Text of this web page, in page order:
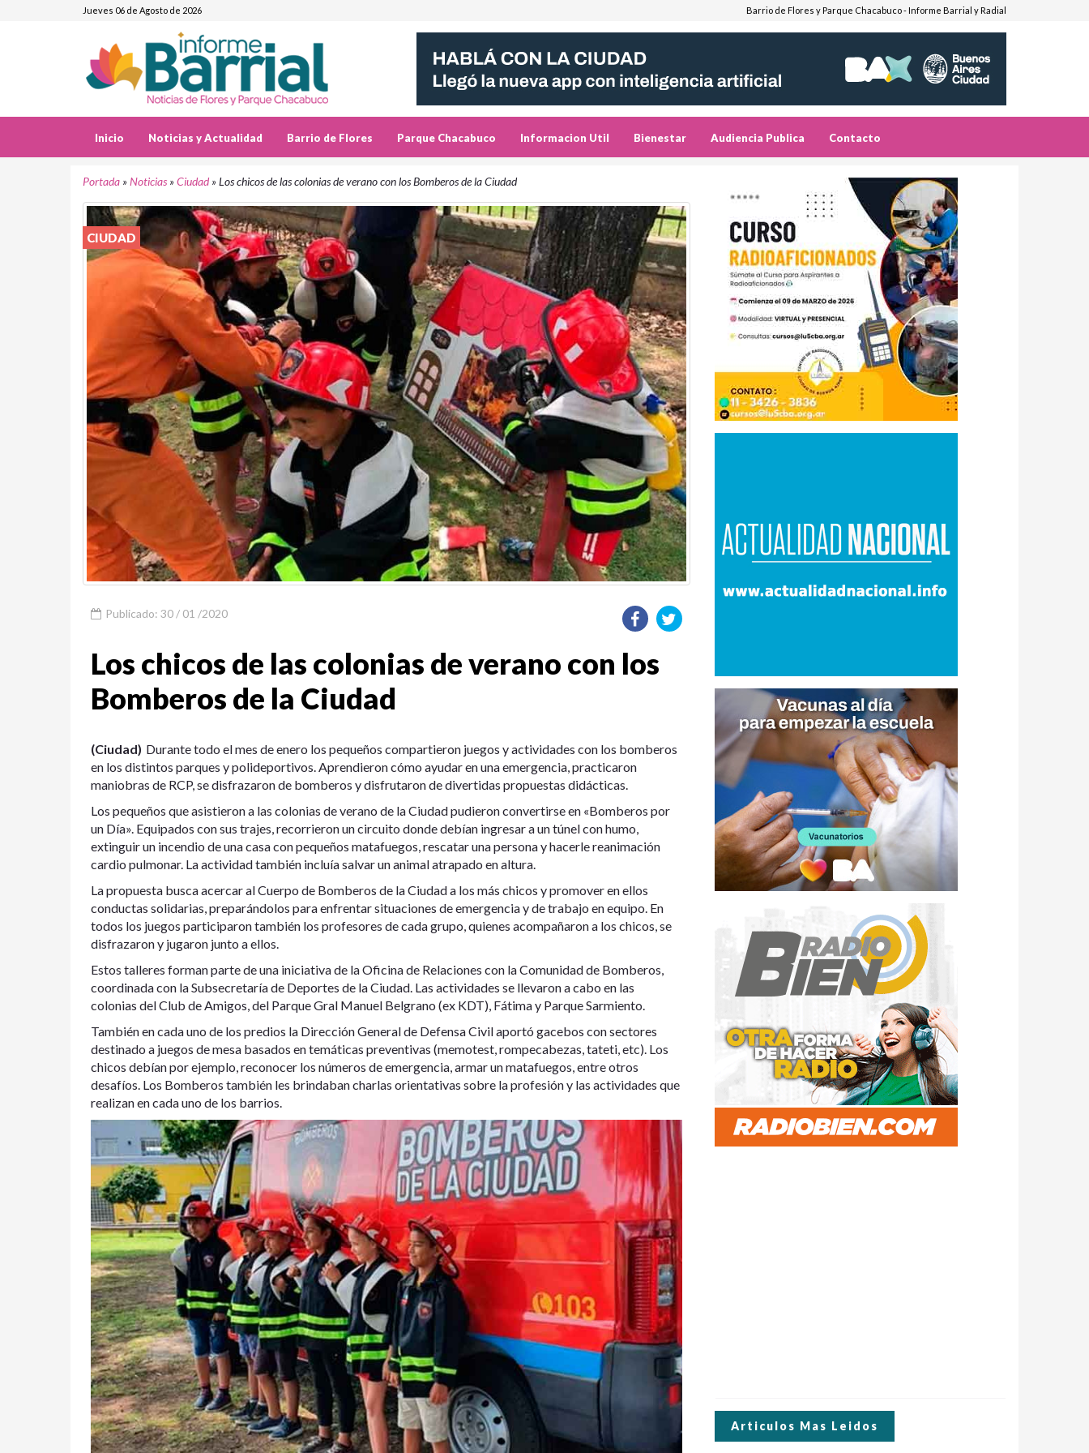
Jueves 06 de Agosto de 2026 Barrio de Flores y Parque Chacabuco - Informe Barrial y Radial
Inicio Noticias y Actualidad Barrio de Flores Parque Chacabuco Informacion Util Bienestar Audiencia Publica Contacto
Portada »Noticias »Ciudad»Los chicos de las colonias de verano con los Bomberos de la Ciudad
CIUDAD
Publicado: 30 / 01 /2020
Los chicos de las colonias de verano con los
Bomberos de la Ciudad
(Ciudad) Durante todo el mes de enero los pequeños compartieron juegos y actividades con los bomberos
en los distintos parques y polideportivos. Aprendieron cómo ayudar en una emergencia, practicaron
maniobras de RCP, se disfrazaron de bomberos y disfrutaron de divertidas propuestas didácticas.
Los pequeños que asistieron a las colonias de verano de la Ciudad pudieron convertirse en «Bomberos por
un Día». Equipados con sus trajes, recorrieron un circuito donde debían ingresar a un túnel con humo,
extinguir un incendio de una casa con pequeños matafuegos, rescatar una persona y hacerle reanimación
cardio pulmonar. La actividad también incluía salvar un animal atrapado en altura.
La propuesta busca acercar al Cuerpo de Bomberos de la Ciudad a los más chicos y promover en ellos
conductas solidarias, preparándolos para enfrentar situaciones de emergencia y de trabajo en equipo. En
todos los juegos participaron también los profesores de cada grupo, quienes acompañaron a los chicos, se
disfrazaron y jugaron junto a ellos.
Estos talleres forman parte de una iniciativa de la Oficina de Relaciones con la Comunidad de Bomberos,
coordinada con la Subsecretaría de Deportes de la Ciudad. Las actividades se llevaron a cabo en las
colonias del Club de Amigos, del Parque Gral Manuel Belgrano (ex KDT), Fátima y Parque Sarmiento.
También en cada uno de los predios la Dirección General de Defensa Civil aportó gacebos con sectores
destinado a juegos de mesa basados en temáticas preventivas (memotest, rompecabezas, tateti, etc). Los
chicos debían por ejemplo, reconocer los números de emergencia, armar un matafuegos, entre otros
desafíos. Los Bomberos también les brindaban charlas orientativas sobre la profesión y las actividades que
realizan en cada uno de los barrios.
Articulos Mas Leidos